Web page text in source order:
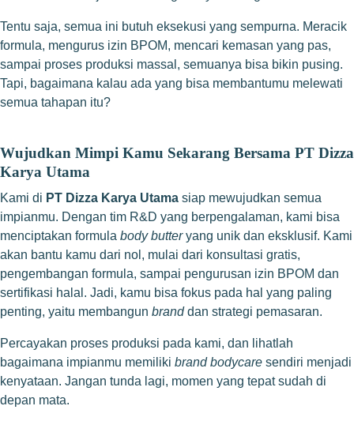
Tentu saja, semua ini butuh eksekusi yang sempurna. Meracik
formula, mengurus izin BPOM, mencari kemasan yang pas,
sampai proses produksi massal, semuanya bisa bikin pusing.
Tapi, bagaimana kalau ada yang bisa membantumu melewati
semua tahapan itu?
Wujudkan Mimpi Kamu Sekarang Bersama PT Dizza
Karya Utama
Kami di PT Dizza Karya Utama siap mewujudkan semua
impianmu. Dengan tim R&D yang berpengalaman, kami bisa
menciptakan formula body butteryang unik dan eksklusif. Kami
akan bantu kamu dari nol, mulai dari konsultasi gratis,
pengembangan formula, sampai pengurusan izin BPOM dan
sertifikasi halal. Jadi, kamu bisa fokus pada hal yang paling
penting, yaitu membangun branddan strategi pemasaran.
Percayakan proses produksi pada kami, dan lihatlah
bagaimana impianmu memiliki brand bodycare sendiri menjadi
kenyataan. Jangan tunda lagi, momen yang tepat sudah di
depan mata.